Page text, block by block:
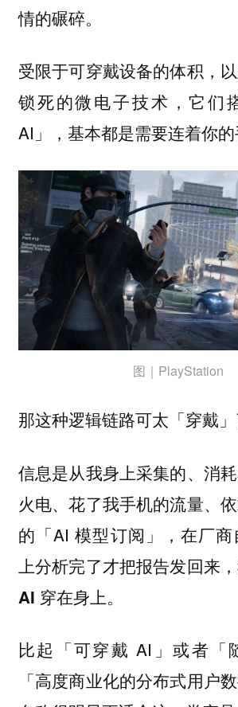
情的碾碎。
受限于可穿戴设备的体积，
锁死的微电子技术，它们
AI」， 基本都是需要连着你
图｜PlayStation
那这种逻辑链路可太「穿戴」
信息是从我身上采集的、消
火电、花了我手机的流量、
的「AI 模型订阅」，在厂
上分析完了才把报告发回来，
AI 穿在身上。
比起「可穿戴 AI」或者「
「高度商业化的分布式用户